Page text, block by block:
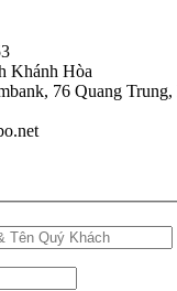
Khánh Hòa
76 Quang